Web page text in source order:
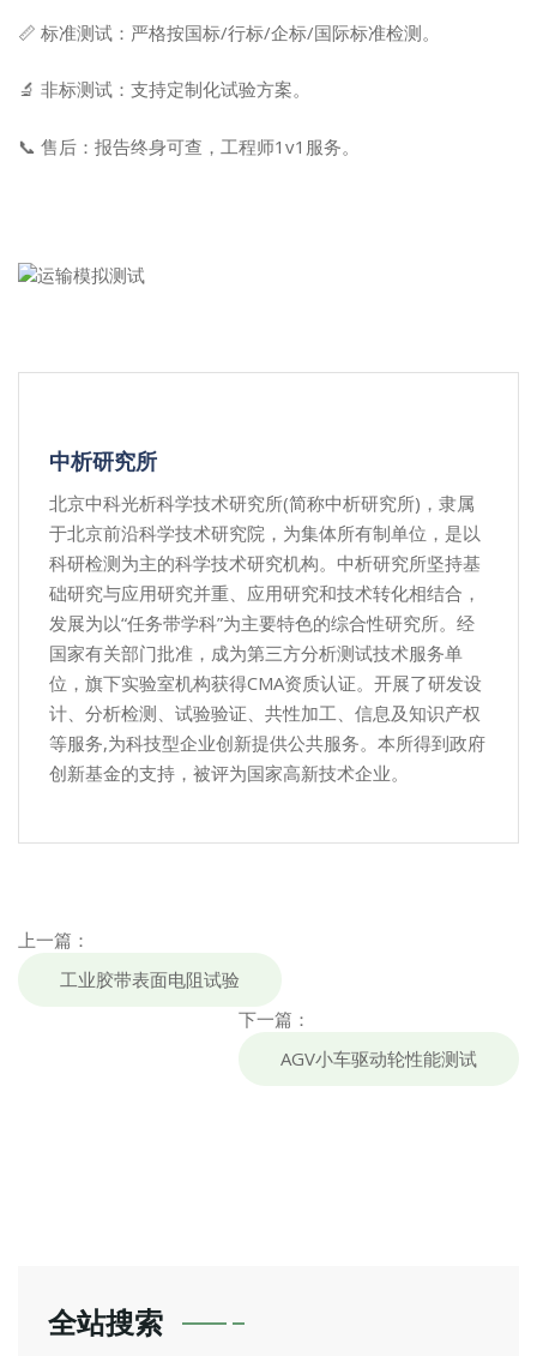
📏 标准测试：严格按国标/行标/企标/国际标准检测。
🔬 非标测试：支持定制化试验方案。
📞 售后：报告终身可查，工程师1v1服务。
中析研究所
北京中科光析科学技术研究所(简称中析研究所)，隶属
于北京前沿科学技术研究院，为集体所有制单位，是以
科研检测为主的科学技术研究机构。中析研究所坚持基
础研究与应用研究并重、应用研究和技术转化相结合，
发展为以“任务带学科”为主要特色的综合性研究所。经
国家有关部门批准，成为第三方分析测试技术服务单
位，旗下实验室机构获得CMA资质认证。开展了研发设
计、分析检测、试验验证、共性加工、信息及知识产权
等服务,为科技型企业创新提供公共服务。本所得到政府
创新基金的支持，被评为国家高新技术企业。
上一篇：
工业胶带表面电阻试验
下一篇：
AGV小车驱动轮性能测试
全站搜索